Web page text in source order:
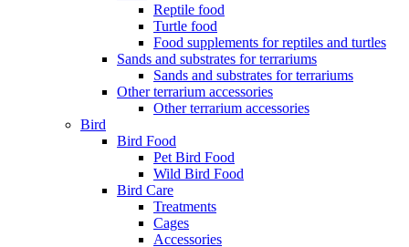
Reptile food
Turtle food
Food supplements for reptiles and turtles
Sands and substrates for terrariums
Sands and substrates for terrariums
Other terrarium accessories
Other terrarium accessories
Bird
Bird Food
Pet Bird Food
Wild Bird Food
Bird Care
Treatments
Cages
Accessories